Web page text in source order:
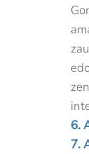
6.
7.